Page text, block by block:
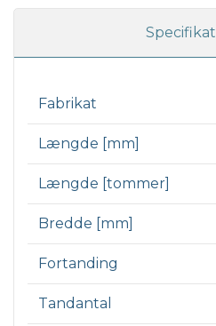
Fabrikat
Længde [mm]
Længde [tommer]
Bredde [mm]
Fortanding
Tandantal